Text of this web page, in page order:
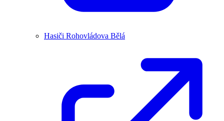
Hasiči Rohovládova Bělá